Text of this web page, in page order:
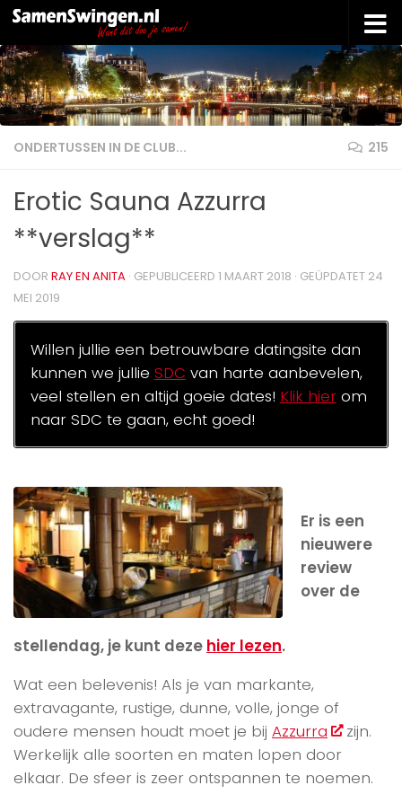
Doorgaan naar inhoud
ONDERTUSSEN IN DE CLUB... 215
Erotic Sauna Azzurra
**verslag**
DOOR RAY EN ANITA · GEPUBLICEERD 1 MAART 2018 · GEÜPDATET 24
MEI 2019
Willen jullie een betrouwbare datingsite dan
kunnen we jullie SDC van harte aanbevelen,
veel stellen en altijd goeie dates! Klik hierom
naar SDC te gaan, echt goed!
Er is een
nieuwere
review
over de
stellendag, je kunt deze hier lezen.
Wat een belevenis! Als je van markante,
extravagante, rustige, dunne, volle, jonge of
oudere mensen houdt moet je bij Azzurra
zijn.
Werkelijk alle soorten en maten lopen door
elkaar. De sfeer is zeer ontspannen te noemen.